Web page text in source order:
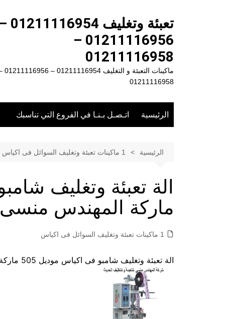
تعبئة وتغليف 01211116954 –
01211116956 –
01211116958
ماكينات التعبئة و
01211116958
الرئيسية اتـصـل بـنـا في الفروع التي تناسبك
الرئيسية 1 ماكينات تعبئة وتغليف السوائل فى اكياس
ماركة المهندس منسى
1 ماكينات تعبئة وتغليف السوائل فى اكياس
الة تعبئة وتغليف شامبو فى اكياس موديل 505 ماركة المهندس منسى